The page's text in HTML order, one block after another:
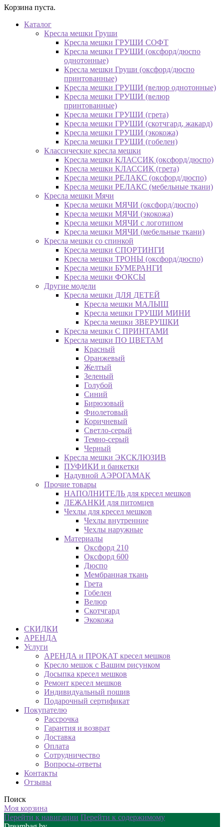
Корзина пуста.
Каталог
Кресла мешки Груши
Кресла мешки ГРУШИ СОФТ
Кресла мешки ГРУШИ (оксфорд/дюспо
однотонные)
Кресла мешки Груши (оксфорд/дюспо
принтованные)
Кресла мешки ГРУШИ (велюр однотонные)
Кресла мешки ГРУШИ (велюр
принтованные)
Кресла мешки ГРУШИ (грета)
Кресла мешки ГРУШИ (скотчгард, жакард)
Кресла мешки ГРУШИ (экокожа)
Кресла мешки ГРУШИ (гобелен)
Классические кресла мешки
Кресла мешки КЛАССИК (оксфорд/дюспо)
Кресла мешки КЛАССИК (грета)
Креслa мешки РЕЛАКС (оксфорд/дюспо)
Креслa мешки РЕЛАКС (мебельные ткани)
Кресла мешки Мячи
Кресла мешки МЯЧИ (оксфорд/дюспо)
Кресла мешки МЯЧИ (экокожа)
Кресла мешки МЯЧИ с логотипом
Кресла мешки МЯЧИ (мебельные ткани)
Кресла мешки со спинкой
Кресла мешки СПОРТИНГИ
Кресла мешки ТРОНЫ (оксфорд/дюспо)
Кресла мешки БУМЕРАНГИ
Кресла мешки ФОКСЫ
Другие модели
Кресла мешки ДЛЯ ДЕТЕЙ
Кресла мешки МАЛЫШ
Кресла мешки ГРУШИ МИНИ
Кресла мешки ЗВЕРУШКИ
Кресла мешки С ПРИНТАМИ
Кресла мешки ПО ЦВЕТАМ
Красный
Оранжевый
Желтый
Зеленый
Голубой
Синий
Бирюзовый
Фиолетовый
Коричневый
Светло-серый
Темно-серый
Черный
Кресла мешки ЭКСКЛЮЗИВ
ПУФИКИ и банкетки
Надувной АЭРОГАМАК
Прочие товары
НАПОЛНИТЕЛЬ для кресел мешков
ЛЕЖАНКИ для питомцев
Чехлы для кресел мешков
Чехлы внутренние
Чехлы наружные
Материалы
Оксфорд 210
Оксфорд 600
Дюспо
Мембранная ткань
Грета
Гобелен
Велюр
Скотчгард
Экокожа
СКИДКИ
АРЕНДА
Услуги
АРЕНДА и ПРОКАТ кресел мешков
Кресло мешок с Вашим рисунком
Досыпка кресел мешков
Ремонт кресел мешков
Индивидуальный пошив
Подарочный сертификат
Покупателю
Рассрочка
Гарантия и возврат
Доставка
Оплата
Сотрудничество
Вопросы-ответы
Контакты
Отзывы
Поиск
Моя корзина
Перейти к навигации Перейти к содержимому